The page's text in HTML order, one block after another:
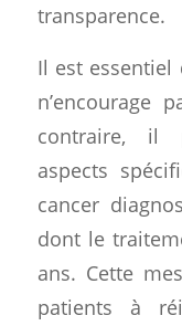
transparence.
Il est essentiel
n’encourage
contraire, il
aspects
cancer
dont le
ans. Cette
patients à